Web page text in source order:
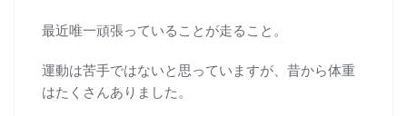
最近唯一頑張っていることが走ること。
運動は苦手ではないと思っていますが、昔から体重
はたくさんありました。